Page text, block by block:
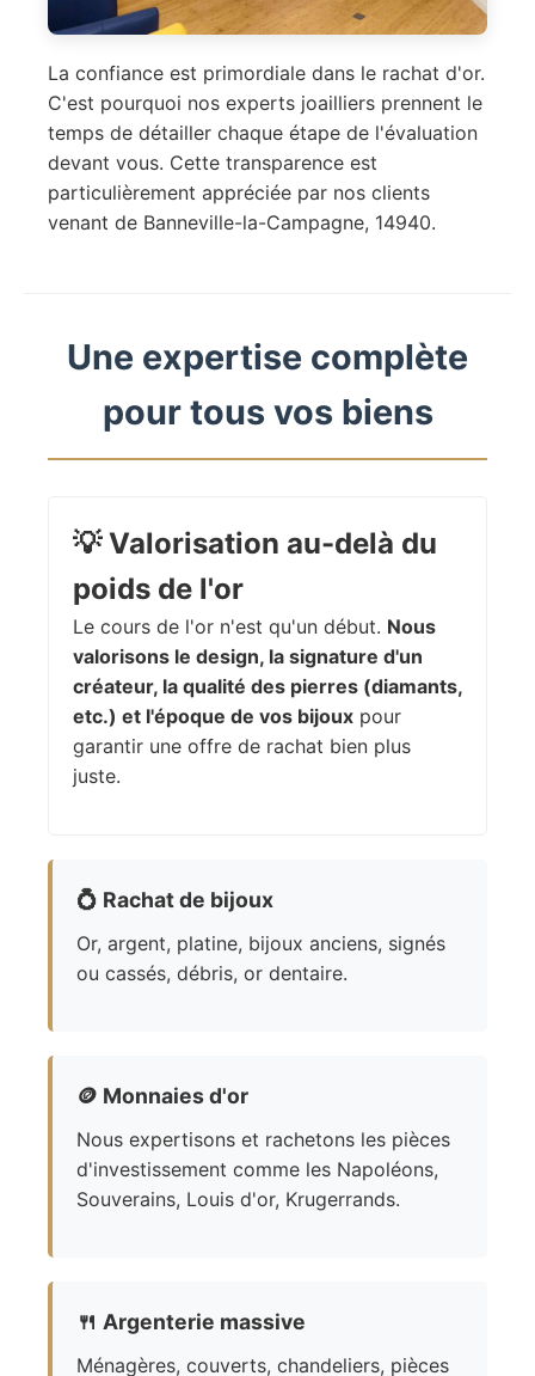
La confiance est primordiale dans le rachat d'or.
C'est pourquoi nos experts joailliers prennent le
temps de détailler chaque étape de l'évaluation
devant vous. Cette transparence est
particulièrement appréciée par nos clients
venant de Banneville-la-Campagne, 14940.
Une expertise complète
pour tous vos biens
💡Valorisation au-delà du
poids de l'or
Le cours de l'or n'est qu'un début. Nous
valorisons le design, la signature d'un
créateur, la qualité des pierres (diamants,
etc.) et l'époque de vos bijoux pour
garantir une offre de rachat bien plus
juste.
💍 Rachat de bijoux
Or, argent, platine, bijoux anciens, signés
ou cassés, débris, or dentaire.
🪙 Monnaies d'or
Nous expertisons et rachetons les pièces
d'investissement comme les Napoléons,
Souverains, Louis d'or, Krugerrands.
🍴 Argenterie massive
Ménagères, couverts, chandeliers, pièces